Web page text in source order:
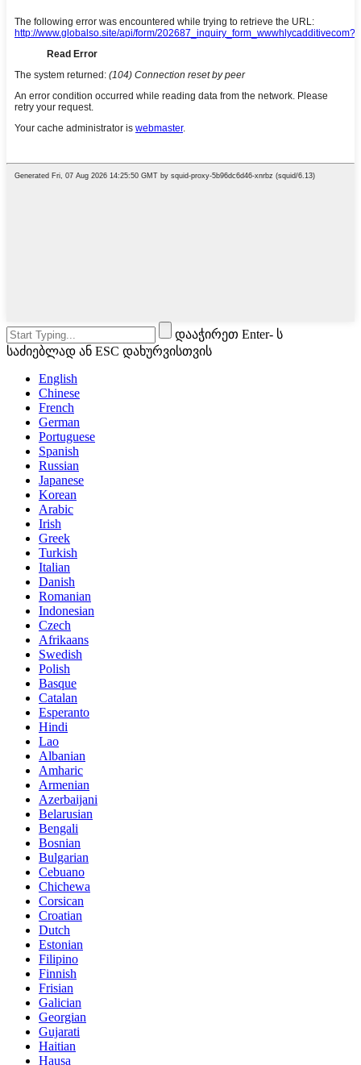
დააჭირეთ Enter- ს
საძიებლად ან ESC დახურვისთვის
English
Chinese
French
German
Portuguese
Spanish
Russian
Japanese
Korean
Arabic
Irish
Greek
Turkish
Italian
Danish
Romanian
Indonesian
Czech
Afrikaans
Swedish
Polish
Basque
Catalan
Esperanto
Hindi
Lao
Albanian
Amharic
Armenian
Azerbaijani
Belarusian
Bengali
Bosnian
Bulgarian
Cebuano
Chichewa
Corsican
Croatian
Dutch
Estonian
Filipino
Finnish
Frisian
Galician
Georgian
Gujarati
Haitian
Hausa